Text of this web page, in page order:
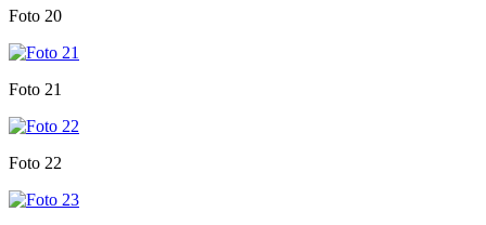
Foto 20
Foto 21
Foto 22